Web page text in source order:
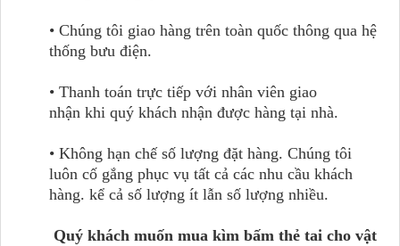
• Chúng tôi giao hàng trên toàn quốc thông qua hệ
thống bưu điện.
• Thanh toán trực tiếp với nhân viên giao
nhận khi quý khách nhận được hàng tại nhà.
• Không hạn chế số lượng đặt hàng. Chúng tôi
luôn cố gắng phục vụ tất cả các nhu cầu khách
hàng. kể cả số lượng ít lẫn số lượng nhiều.
Quý khách muốn mua kìm bấm thẻ tai cho vật